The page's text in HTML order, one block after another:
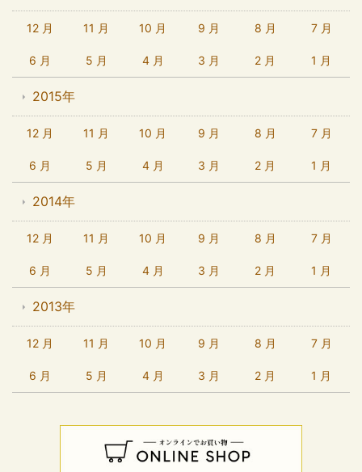
12 月 11 月 10 月 9 月 8 月 7 月
6 月 5 月 4 月 3 月 2 月 1 月
2015年
12 月 11 月 10 月 9 月 8 月 7 月
6 月 5 月 4 月 3 月 2 月 1 月
2014年
12 月 11 月 10 月 9 月 8 月 7 月
6 月 5 月 4 月 3 月 2 月 1 月
2013年
12 月 11 月 10 月 9 月 8 月 7 月
6 月 5 月 4 月 3 月 2 月 1 月